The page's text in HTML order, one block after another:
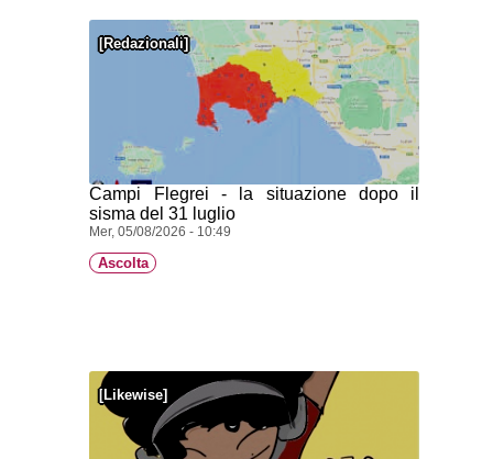
Campi Flegrei - la situazione dopo il
sisma del 31 luglio
Mer, 05/08/2026 - 10:49
Redazionali
Ascolta
Likewise